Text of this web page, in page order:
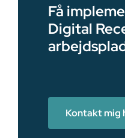
Få
Digital
Kontakt mig